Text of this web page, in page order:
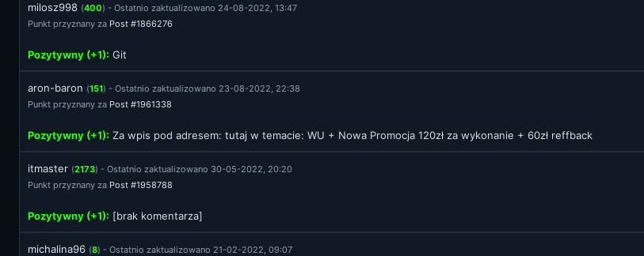
milosz998 (400) - Ostatnio zaktualizowano 24-08-2022, 13:47
Punkt przyznany za Post #1866276
Pozytywny (+1): Git
aron-baron (151) - Ostatnio zaktualizowano 23-08-2022, 22:38
Punkt przyznany za Post #1961338
Pozytywny (+1): Za wpis pod adresem: tutaj w temacie: WU + Nowa Promocja 120zł za wykonanie + 60zł reffback
itmaster (2173) - Ostatnio zaktualizowano 30-05-2022, 20:20
Punkt przyznany za Post #1958788
Pozytywny (+1): [brak komentarza]
michalina96 (8) - Ostatnio zaktualizowano 21-02-2022, 09:07